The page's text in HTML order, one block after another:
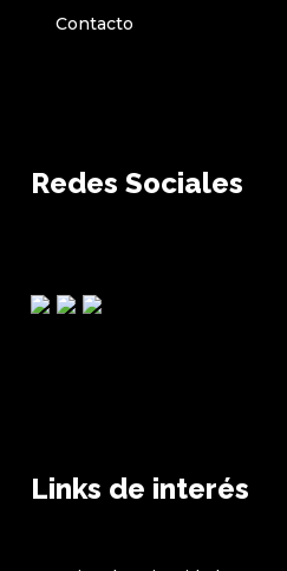
Contacto
Redes Sociales
Links de interés